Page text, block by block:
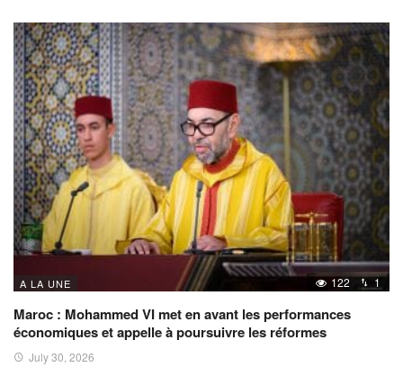
A LA UNE 122 1
Maroc : Mohammed VI met en avant les performances
économiques et appelle à poursuivre les réformes
July 30, 2026